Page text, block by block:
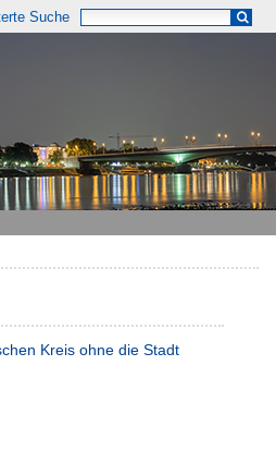
Suche
Kreis ohne die Stadt